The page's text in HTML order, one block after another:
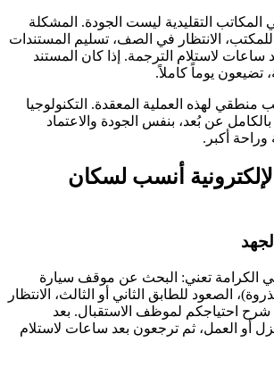
المكاتب التقليدية ليست الجودة. المشكلة
الانتظار في الصف، تسليم المستندات
ساعات لاستلام الترجمة. إذا كان المستند
تضيعون يوماً كاملاً.
سبب منطقي لهذه العملية المعقدة. التكنولوجيا
عن بُعد، بنفس الجودة والاعتماد
وراحة أكبر.
أنسب لسكان
الكرامة تعني: البحث عن موقف سيارة
الصعود للطابق الثاني أو الثالث، الانتظار
ثم شرح احتياجكم لموظف الاستقبال. بعد
أو العمل، ثم ترجعون بعد ساعات لاستلام